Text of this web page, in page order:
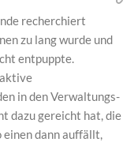
recherchiert
zu lang wurde und
entpuppte.
in den Verwaltungs-
dazu gereicht hat, die
dann auffällt,